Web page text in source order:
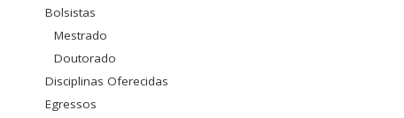
Bolsistas
Mestrado
Doutorado
Disciplinas Oferecidas
Egressos